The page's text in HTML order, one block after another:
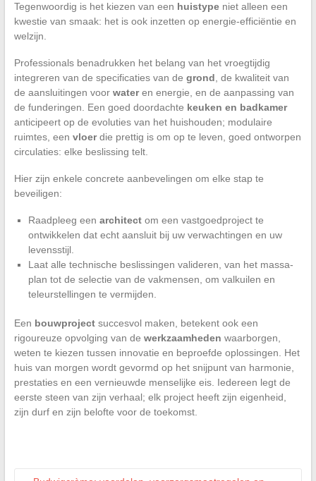
Tegenwoordig is het kiezen van een huistypeniet alleen een
kwestie van smaak: het is ook inzetten op energie-efficiëntie en
welzijn.
Professionals benadrukken het belang van het vroegtijdig
integreren van de specificaties van de grond , de kwaliteit van
de aansluitingen voor wateren energie, en de aanpassing van
de funderingen. Een goed doordachte keuken en badkamer
anticipeert op de evoluties van het huishouden; modulaire
ruimtes, een vloerdie prettig is om op te leven, goed ontworpen
circulaties: elke beslissing telt.
Hier zijn enkele concrete aanbevelingen om elke stap te
beveiligen:
Raadpleeg een architectom een vastgoedproject te
ontwikkelen dat echt aansluit bij uw verwachtingen en uw
levensstijl.
Laat alle technische beslissingen valideren, van het massa-
plan tot de selectie van de vakmensen, om valkuilen en
teleurstellingen te vermijden.
Een bouwprojectsuccesvol maken, betekent ook een
rigoureuze opvolging van de werkzaamheden waarborgen,
weten te kiezen tussen innovatie en beproefde oplossingen. Het
huis van morgen wordt gevormd op het snijpunt van harmonie,
prestaties en een vernieuwde menselijke eis. Iedereen legt de
eerste steen van zijn verhaal; elk project heeft zijn eigenheid,
zijn durf en zijn belofte voor de toekomst.